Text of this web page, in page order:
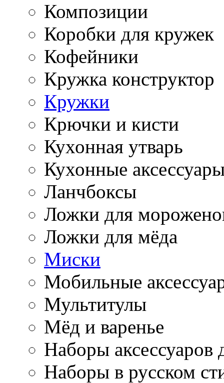
Композиции
Коробки для кружек
Кофейники
Кружка конструктор
Кружки
Крючки и кисти
Кухонная утварь
Кухонные
Ланчбоксы
Ложки для
Ложки для мёда
Миски
Мобильные
Мультитулы
Мёд и варенье
Наборы аксессуаров
Наборы в русском